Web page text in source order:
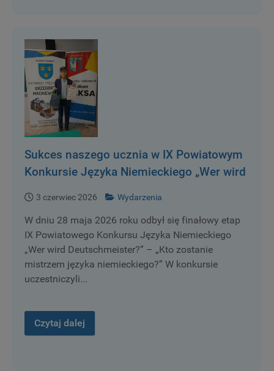
Sukces naszego ucznia w IX Powiatowym
Konkursie Języka Niemieckiego „Wer wird
mistrzem języka niemieckiego?”
3 czerwiec 2026 Wydarzenia
W dniu 28 maja 2026 roku odbył się finałowy etap
IX Powiatowego Konkursu Języka Niemieckiego
„Wer wird Deutschmeister?” – „Kto zostanie
mistrzem języka niemieckiego?” W konkursie
uczestniczyli...
Czytaj dalej